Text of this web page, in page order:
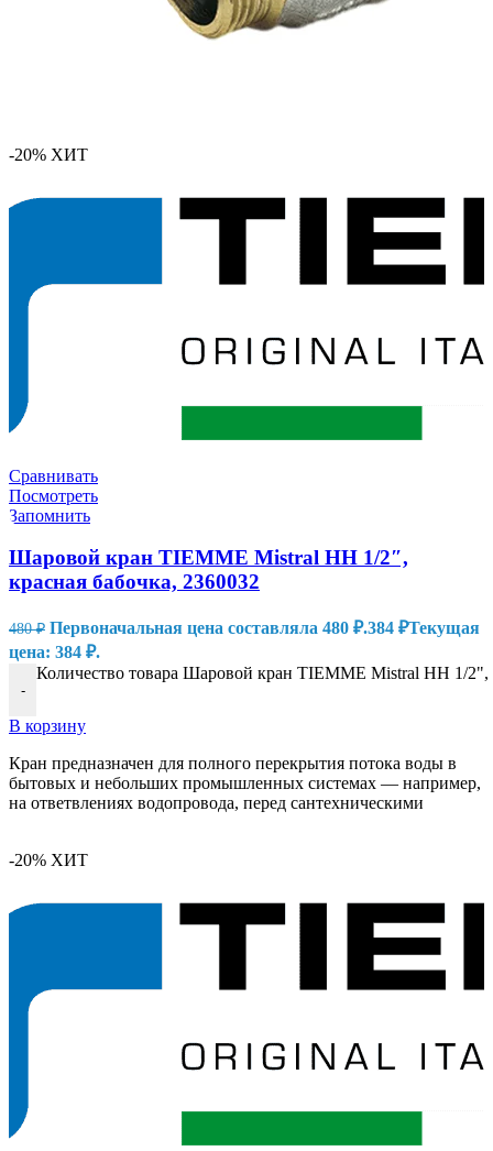
-20% ХИТ
Сравнивать
Посмотреть
Запомнить
Шаровой кран TIEMME Mistral НН 1/2″,
красная бабочка, 2360032
480₽ Первоначальная цена составляла 480 ₽.384 ₽Текущая
цена: 384 ₽.
-
Количество товара Шаровой кран TIEMME Mistral НН 1/2",
В корзину
Кран предназначен для полного перекрытия потока воды в
бытовых и небольших промышленных системах — например,
на ответвлениях водопровода, перед сантехническими
-20% ХИТ